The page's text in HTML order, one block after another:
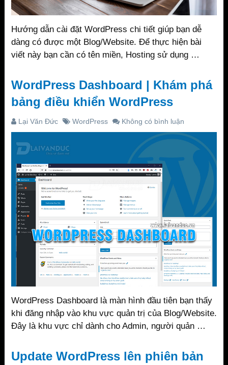
Hướng dẫn cài đặt WordPress chi tiết giúp bạn dễ
dàng có được một Blog/Website. Để thực hiện bài
viết này bạn cần có tên miền, Hosting sử dụng …
WordPress Dashboard | Khám phá
bảng điều khiển WordPress
Lại Văn Đức WordPress Không có bình luận
WordPress Dashboard là màn hình đầu tiên bạn thấy
khi đăng nhập vào khu vực quản trị của Blog/Website.
Đây là khu vực chỉ dành cho Admin, người quản …
Update WordPress lên phiên bản